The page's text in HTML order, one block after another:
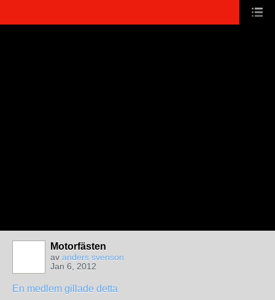
Motorfästen
av anders svenson
Jan 6, 2012
En medlem gillade detta